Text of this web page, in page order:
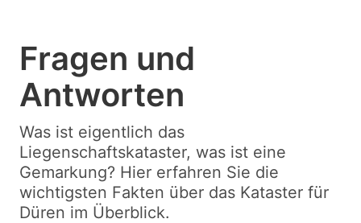
Fragen und
Antworten
Was ist eigentlich das
Liegenschaftskataster, was ist eine
Gemarkung? Hier erfahren Sie die
wichtigsten Fakten über das Kataster für
Düren im Überblick.